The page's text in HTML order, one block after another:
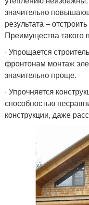
значительно
результата –
Преимущества такого
· Упрощается
фронтонам монтаж
значительно проще.
· Упрочняется
способностью
конструкции, даже